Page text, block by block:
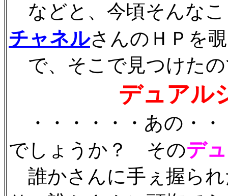
などと、今頃そんな
チャネルさんのＨＰを
で、そこで見つけた
デュアル
・・・・・・あの・・
でしょうか？ そのデ
誰かさんに手ぇ握ら